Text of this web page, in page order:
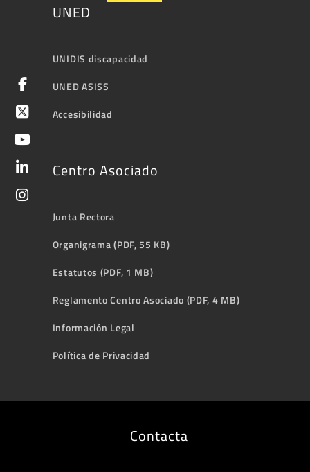
UNED
UNIDIS discapacidad
UNED ASISS
Accesibilidad
Centro Asociado
Junta Rectora
Organigrama (PDF, 55 KB)
Estatutos (PDF, 1 MB)
Reglamento Centro Asociado (PDF, 4 MB)
Información Legal
Política de Privacidad
Contacta